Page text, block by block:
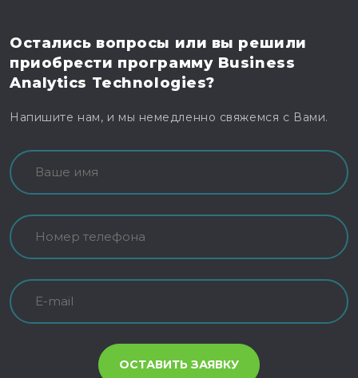
Остались вопросы или вы решили
приобрести программу Business
Analytics Technologies?
Напишите нам, и мы немедленно свяжемся с Вами.